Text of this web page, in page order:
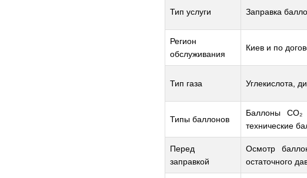
Тип услуги Заправка
Регион
обслуживания
Киев и по
Тип газа Углекислота,
Типы баллонов
Баллоны CO₂
технические
Перед
заправкой
Осмотр
остаточного